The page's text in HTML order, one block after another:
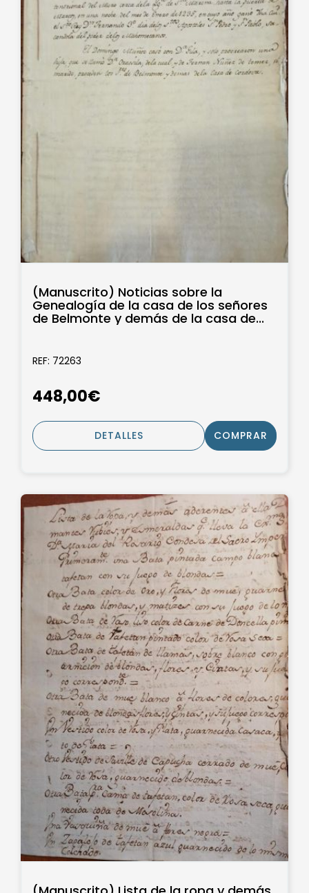
(Manuscrito) Noticias sobre la
Genealogía de la casa de los señores
de Belmonte y demás de la casa de...
REF: 72263
448,00€
DETALLES COMPRAR